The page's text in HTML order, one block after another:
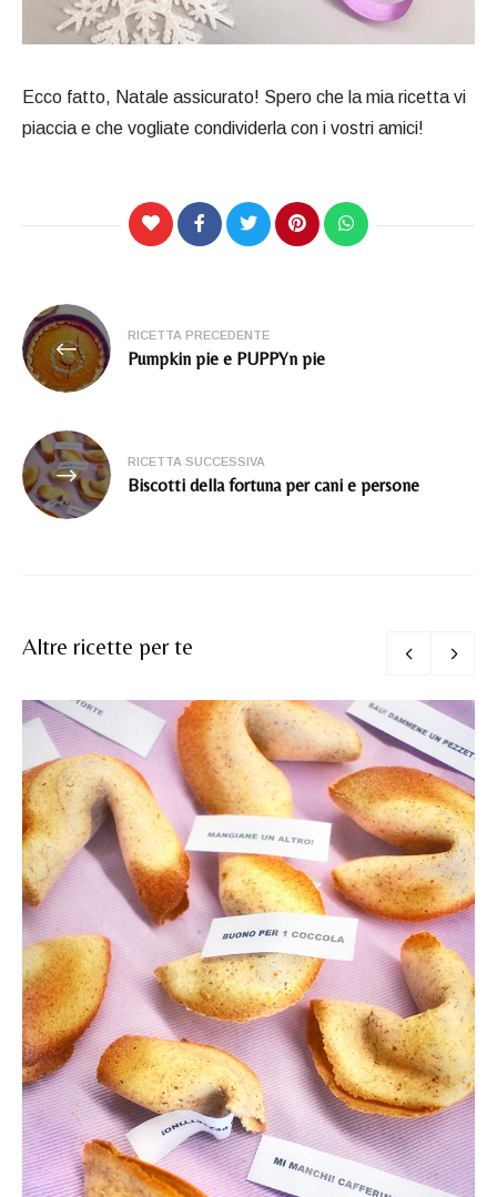
Ecco fatto, Natale assicurato! Spero che la mia ricetta vi
piaccia e che vogliate condividerla con i vostri amici!
Navigazione
articoli
RICETTA PRECEDENTE
Pumpkin pie e PUPPYn pie
RICETTA SUCCESSIVA
Biscotti della fortuna per cani e persone
Altre ricette per te